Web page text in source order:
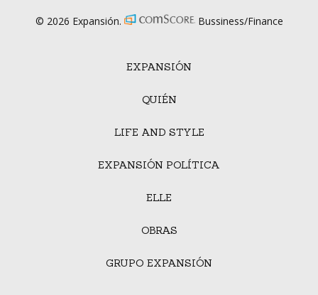
EXPANSIÓN
QUIÉN
LIFE AND STYLE
EXPANSIÓN POLÍTICA
ELLE
OBRAS
GRUPO EXPANSIÓN
© 2026 Expansión. Bussiness/Finance